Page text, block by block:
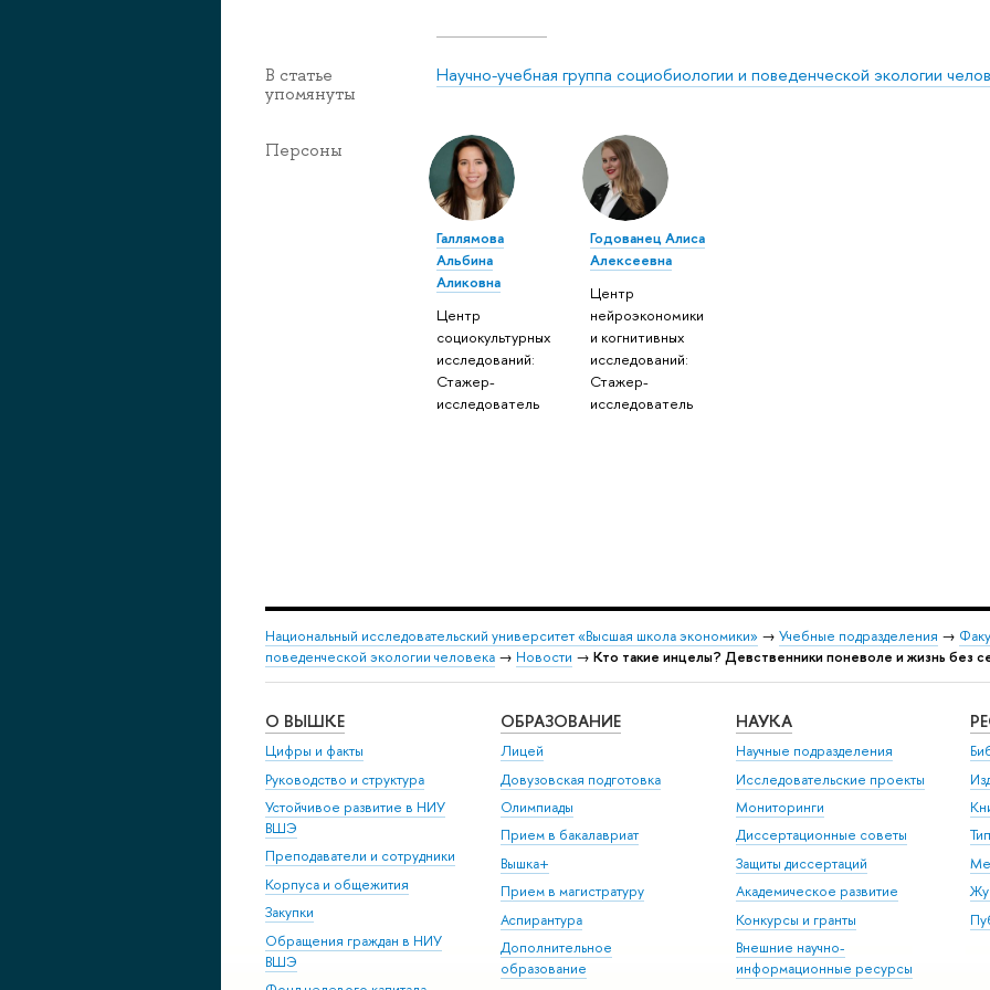
В статье
упомянуты
Научно-учебная группа социобиологии и поведенческой экологии
Персоны
Галлямова
Альбина
Аликовна
Центр
социокультурных
исследований:
Стажер-
исследователь
Годованец Алиса
Алексеевна
Центр
нейроэкономики
и когнитивных
исследований:
Стажер-
исследователь
Национальный исследовательский университет «Высшая школа экономики» → Учебные подразделения →
поведенческой экологии человека → Новости → Кто такие инцелы? Девственники поневоле и жизнь без
О ВЫШКЕ
Цифры и факты
Руководство и структура
Устойчивое развитие в НИУ
ВШЭ
Преподаватели и сотрудники
Корпуса и общежития
Закупки
Обращения граждан в НИУ
ВШЭ
ОБРАЗОВАНИЕ
Лицей
Довузовская подготовка
Олимпиады
Прием в бакалавриат
Вышка+
Прием в магистратуру
Аспирантура
Дополнительное
образование
НАУКА
Научные подразделения
Исследовательские проекты
Мониторинги
Диссертационные советы
Защиты диссертаций
Академическое развитие
Конкурсы и гранты
Внешние научно-
информационные ресурсы